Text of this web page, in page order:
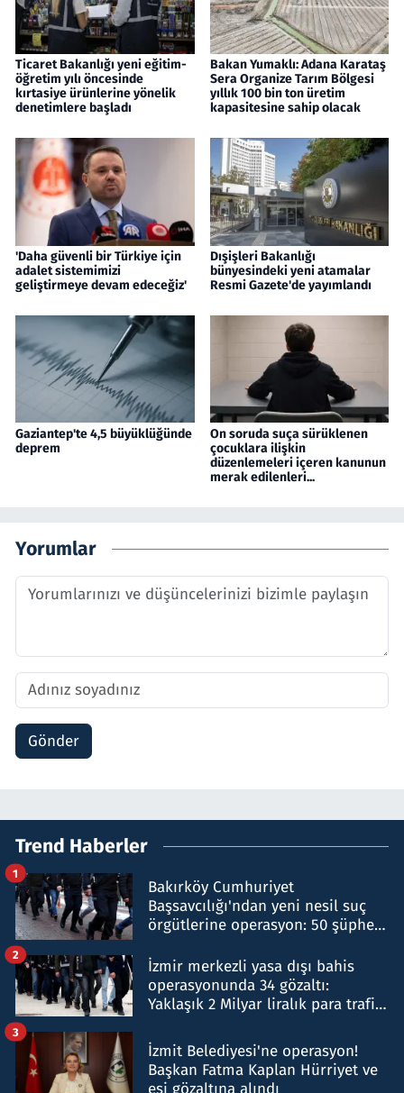
Ticaret Bakanlığı yeni eğitim-
öğretim yılı öncesinde
kırtasiye ürünlerine yönelik
denetimlere başladı
Bakan Yumaklı: Adana Karataş
Sera Organize Tarım Bölgesi
yıllık 100 bin ton üretim
kapasitesine sahip olacak
'Daha güvenli bir Türkiye için
adalet sistemimizi
geliştirmeye devam edeceğiz'
Dışişleri Bakanlığı
bünyesindeki yeni atamalar
Resmi Gazete'de yayımlandı
Gaziantep'te 4,5 büyüklüğünde
deprem
On soruda suça sürüklenen
çocuklara ilişkin
düzenlemeleri içeren kanunun
merak edilenleri...
Yorumlar
Gönder
Trend Haberler
Bakırköy Cumhuriyet
Başsavcılığı'ndan yeni nesil suç
örgütlerine operasyon: 50 şüpheli
1
İzmir merkezli yasa dışı bahis
operasyonunda 34 gözaltı:
Yaklaşık 2 Milyar liralık para trafiği
2
İzmit Belediyesi'ne operasyon!
Başkan Fatma Kaplan Hürriyet ve
eşi gözaltına alındı
3